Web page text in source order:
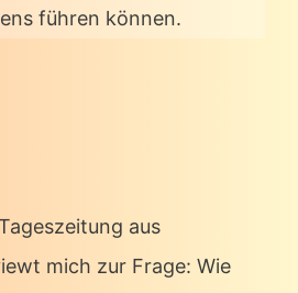
führen können.
aus
mich zur Frage: Wie